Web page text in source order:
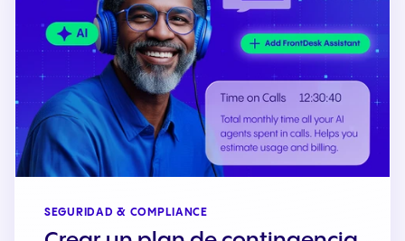
SEGURIDAD & COMPLIANCE